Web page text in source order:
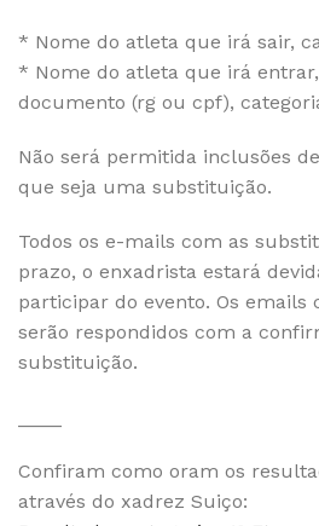
* Nome do atleta que irá sair,
* Nome do atleta que irá
documento (rg ou cpf),
Não será permitida inclusões
que seja uma substituição.
Todos os e-mails com as
prazo, o enxadrista estará
participar do evento. Os emails
serão respondidos com a
substituição.
Confiram como oram os
através do xadrez Suiço: